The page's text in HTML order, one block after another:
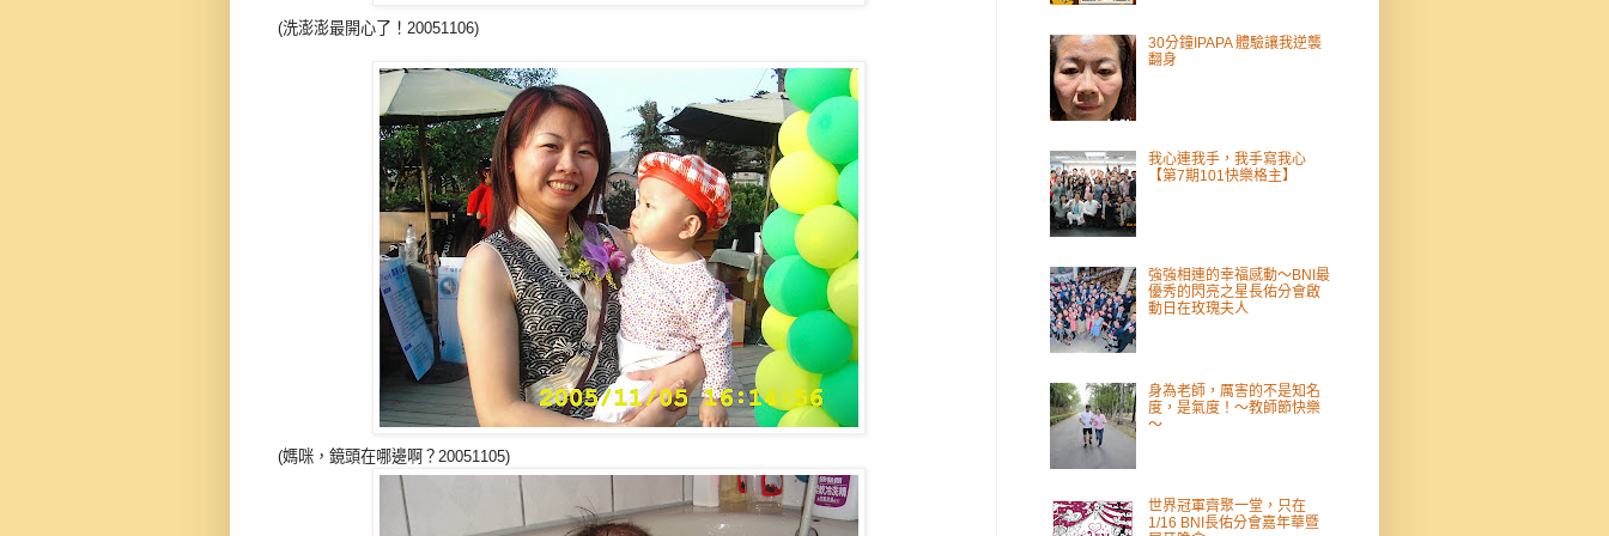
(洗澎澎最開心了！20051106)
(媽咪，鏡頭在哪邊啊？20051105)
30分鐘IPAPA 體驗讓我逆襲
翻身
我心連我手，我手寫我心
【第7期101快樂格主】
強強相連的幸福感動～BNI最
優秀的閃亮之星長佑分會啟
動日在玫瑰夫人
身為老師，厲害的不是知名
度，是氣度！～教師節快樂
～
世界冠軍齊聚一堂，只在
1/16 BNI長佑分會嘉年華暨